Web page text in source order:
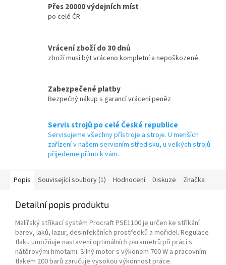
Přes 20000 výdejních míst
po celé ČR
Vrácení zboží do 30 dnů
zboží musí být vráceno kompletní a nepoškozené
Zabezpečené platby
Bezpečný nákup s garancí vrácení peněz
Servis strojů po celé České republice
Servisujeme všechny přístroje a stroje. U menších
zařízení v našem servisním středisku, u velkých strojů
přijedeme přímo k vám.
Popis Související soubory (1) Hodnocení Diskuze Značka
Detailní popis produktu
Malířský stříkací systém Procraft PSE1100 je určen ke stříkání
barev, laků, lazur, desinfekčních prostředků a mořidel. Regulace
tlaku umožňuje nastavení optimálních parametrů při práci s
nátěrovými hmotami. Silný motor s výkonem 700 W a pracovním
tlakem 200 barů zaručuje vysokou výkonnost práce.